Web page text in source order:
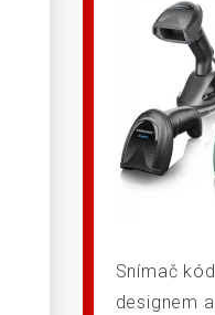
Snímač
designem